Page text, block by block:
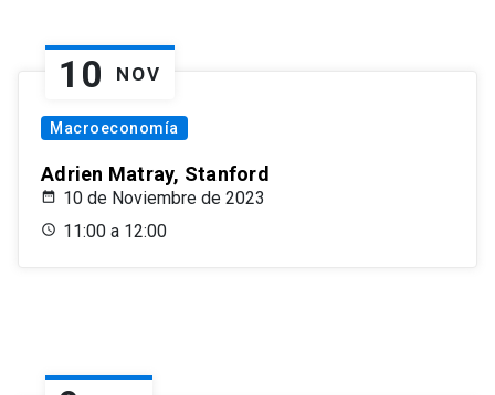
10 NOV
Macroeconomía
Adrien Matray, Stanford
10 de Noviembre de 2023
11:00 a 12:00